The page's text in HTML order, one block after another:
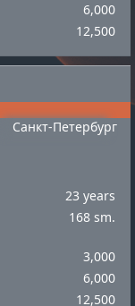
6,000
12,500
Санкт-Петербург
23 years
168 sm.
3,000
6,000
12,500